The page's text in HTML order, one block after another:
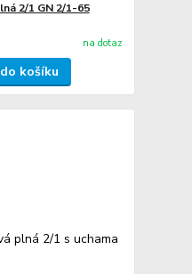
2/1 GN 2/1-65
na dotaz
košíku